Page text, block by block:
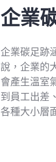
企業
企業碳足跡
說，企業的
會產生溫室
到員工出差
各種大小層